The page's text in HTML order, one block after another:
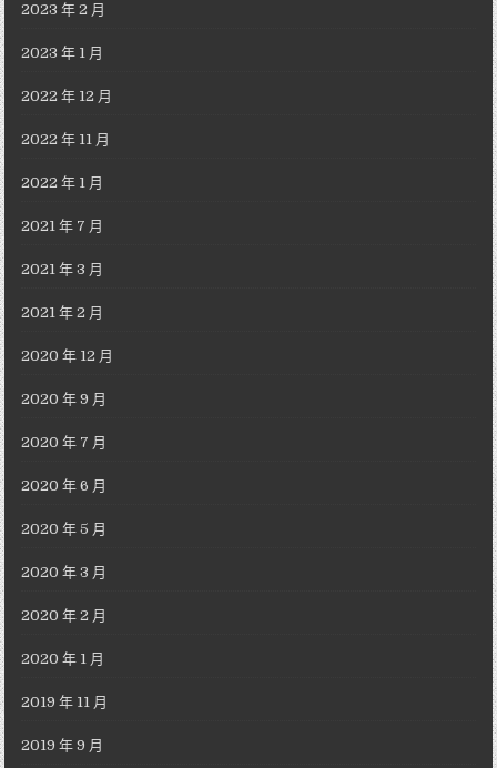
2023 年 2 月
2023 年 1 月
2022 年 12 月
2022 年 11 月
2022 年 1 月
2021 年 7 月
2021 年 3 月
2021 年 2 月
2020 年 12 月
2020 年 9 月
2020 年 7 月
2020 年 6 月
2020 年 5 月
2020 年 3 月
2020 年 2 月
2020 年 1 月
2019 年 11 月
2019 年 9 月